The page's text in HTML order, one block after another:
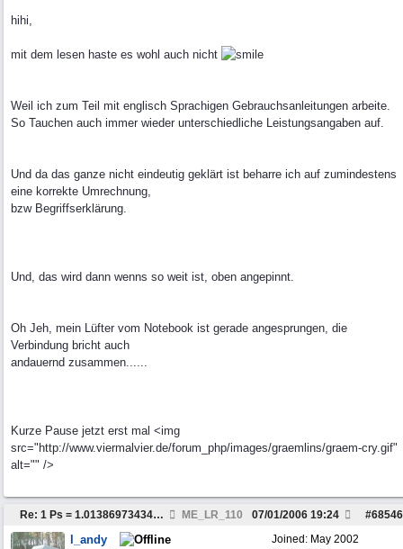
hihi,
mit dem lesen haste es wohl auch nicht
Weil ich zum Teil mit englisch Sprachigen Gebrauchsanleitungen arbeite.
So Tauchen auch immer wieder unterschiedliche Leistungsangaben auf.
Und da das ganze nicht eindeutig geklärt ist beharre ich auf zumindestens
eine korrekte Umrechnung,
bzw Begriffserklärung.
Und, das wird dann wenns so weit ist, oben angepinnt.
Oh Jeh, mein Lüfter vom Notebook ist gerade angesprungen, die
Verbindung bricht auch
andauernd zusammen......
Kurze Pause jetzt erst mal <img
src="http://www.viermalvier.de/forum_php/images/graemlins/graem-cry.gif"
alt="" />
Re: 1 Ps = 1.0138697343479603 HP ME_LR_110 #68546
07/01/2006 19:24
Joined: May 2002
l_andy